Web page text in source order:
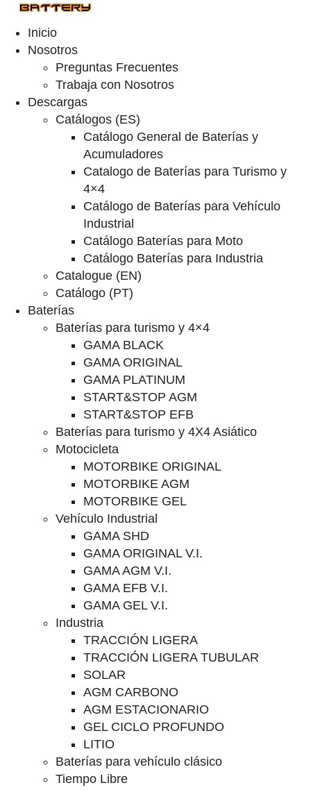
Inicio
Nosotros
Preguntas Frecuentes
Trabaja con Nosotros
Descargas
Catálogos (ES)
Catálogo General de Baterías y
Acumuladores
Catalogo de Baterías para Turismo y
4×4
Catálogo de Baterías para Vehículo
Industrial
Catálogo Baterías para Moto
Catálogo Baterías para Industria
Catalogue (EN)
Catálogo (PT)
Baterías
Baterías para turismo y 4×4
GAMA BLACK
GAMA ORIGINAL
GAMA PLATINUM
START&STOP AGM
START&STOP EFB
Baterías para turismo y 4X4 Asiático
Motocicleta
MOTORBIKE ORIGINAL
MOTORBIKE AGM
MOTORBIKE GEL
Vehículo Industrial
GAMA SHD
GAMA ORIGINAL V.I.
GAMA AGM V.I.
GAMA EFB V.I.
GAMA GEL V.I.
Industria
TRACCIÓN LIGERA
TRACCIÓN LIGERA TUBULAR
SOLAR
AGM CARBONO
AGM ESTACIONARIO
GEL CICLO PROFUNDO
LITIO
Baterías para vehículo clásico
Tiempo Libre